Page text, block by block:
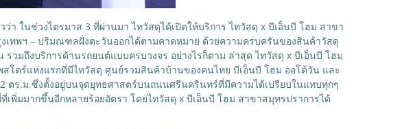
ในช่วงไตรมาส 3 ที่ผ่านมา ไทวัสดุได้เปิดให้บริการ ไทวัสดุ x บีเอ็นบี โฮม สาขา
เทพฯ – ปริมณฑลฝั่งตะวันออกได้ตามคาดหมาย ด้วยความครบครันของสินค้าวัสดุ
วมถึงบริการด้านรถยนต์แบบครบวงจร อย่างไรก็ตาม ล่าสุด ไทวัสดุ x บีเอ็นบี โฮม
โตร์แห่งแรกที่มีไทวัสดุ ศูนย์รวมสินค้าบ้านของคนไทย บีเอ็นบี โฮม ออโต้วัน และ
ตร.ม.ซึ่งตั้งอยู่บนจุดยุทธศาสตร์บนถนนศรีนครินทร์ที่มีความได้เปรียบในแทบทุกๆ
พิ่มมากขึ้นอีกหลายร้อยอัตรา โดยไทวัสดุ x บีเอ็นบี โฮม สาขาสมุทรปราการได้